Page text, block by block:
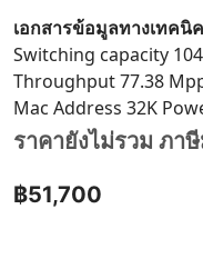
เอกสารข้อมูลทางเทคนิ
Switching capacity
Throughput 77.38
Mac Address 32K
ราคายังไม่รวม ภา
฿51,700